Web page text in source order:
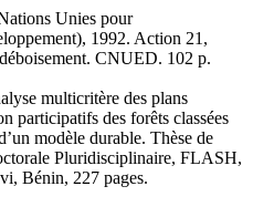
Unies pour
1992. Action 21,
CNUED. 102 p.
multicritère des plans
participatifs des forêts classées
modèle durable. Thèse de
Pluridisciplinaire, FLASH,
Bénin, 227 pages.